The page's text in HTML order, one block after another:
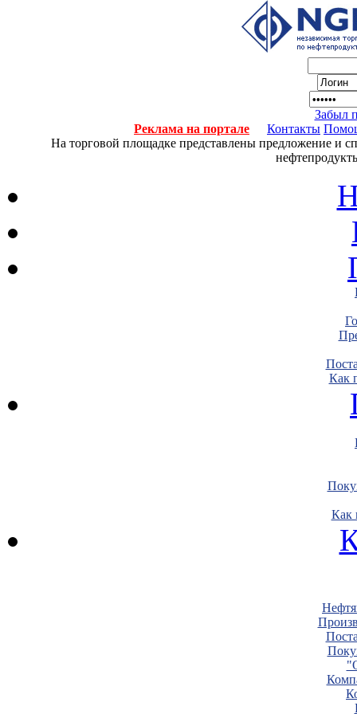
Забыл
Реклама на портале
Контакты
На торговой площадке представлены предложение и
Как
Как